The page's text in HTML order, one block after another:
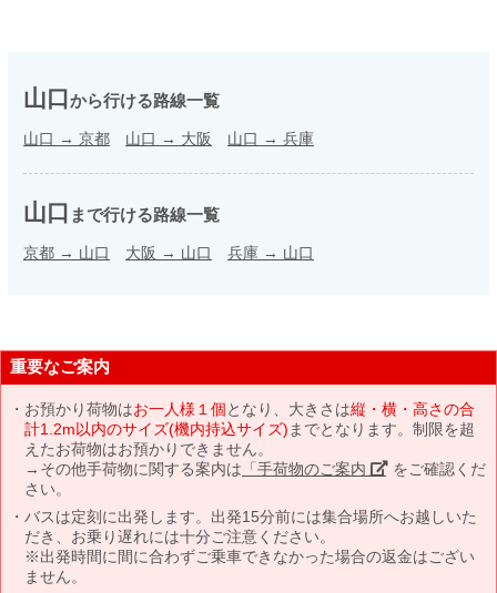
山口から行ける路線一覧
山口 → 京都 山口 → 大阪 山口 → 兵庫
山口 まで行ける路線一覧
京都 → 山口 大阪 → 山口 兵庫 → 山口
重要なご案内
お預かり荷物はお一人様１個となり、大きさは縦・横・高さの合
計1.2m以内のサイズ(機内持込サイズ) までとなります。制限を超
えたお荷物はお預かりできません。
→その他手荷物に関する案内は 「手荷物のご案内」 をご確認くだ
さい。
バスは定刻に出発します。出発15分前には集合場所へお越しいた
だき、お乗り遅れには十分ご注意ください。
※出発時間に間に合わずご乗車できなかった場合の返金はござい
ません。